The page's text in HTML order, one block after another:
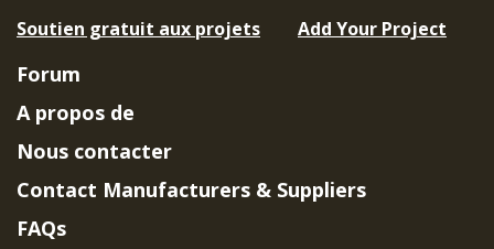
Soutien gratuit aux projets
Add Your Project
Forum
A propos de
Nous contacter
Contact Manufacturers & Suppliers
FAQs